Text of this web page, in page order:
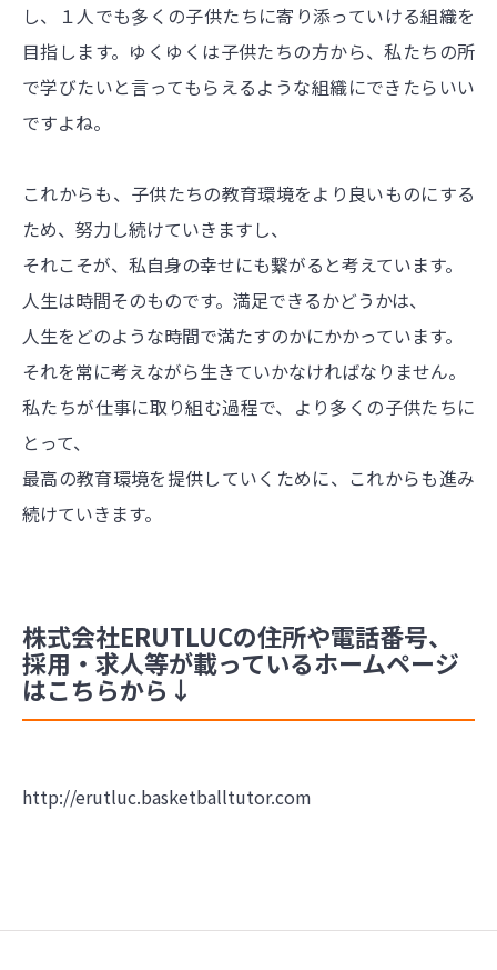
し、１人でも多くの子供たちに寄り添っていける組織を
目指します。ゆくゆくは子供たちの方から、私たちの所
で学びたいと言ってもらえるような組織にできたらいい
ですよね。
これからも、子供たちの教育環境をより良いものにする
ため、努力し続けていきますし、
それこそが、私自身の幸せにも繋がると考えています。
人生は時間そのものです。満足できるかどうかは、
人生をどのような時間で満たすのかにかかっています。
それを常に考えながら生きていかなければなりません。
私たちが仕事に取り組む過程で、より多くの子供たちに
とって、
最高の教育環境を提供していくために、これからも進み
続けていきます。
株式会社ERUTLUCの住所や電話番号、
採用・求人等が載っているホームページ
はこちらから↓
http://erutluc.basketballtutor.com